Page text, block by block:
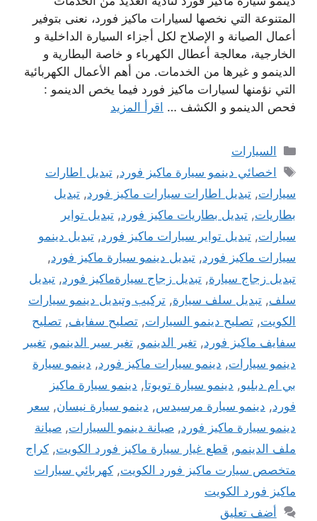
المتنوعة التي نخصها لسيارات ماكيز فورد، نعنى بتوفير
أعمال الصيانة و الإصلاح لكل أجزاء السيارة الداخلية و
الخارجية، معالجة أعطال الكهرباء و خاصة البطارية و
الدينمو و غيرها من الخدمات. من أهم الأعمال الكهربائية
التي نؤمنها لسيارات ماكيز فورد فيما يخص الدينمو :
فحص الدينمو و الكشف … اقرأ المزيد
التصنيفات
السيارات
الوسوم
اخصائي دينمو سيارة ماكيز فورد,تبديل اطارات
سيارات, تبديل اطارات سيارات ماكيز فورد, تبديل
بطاريات, تبديل بطاريات ماكيز فورد, تبديل تواير
سيارات, تبديل تواير سيارات ماكيز فورد, تبديل دينمو
سيارات ماكيز فورد, تبديل دينمو سيارة ماكيز فورد,
تبديل زجاج سيارة, تبديل زجاج سيارةماكيز فورد, تبديل
سلف, تبديل سلف سيارة, تركيب وتبديل دينمو سيارات
الكويت, تصليح دينمو السيارات, تصليح سفايف, تصليح
سفايف ماكيز فورد, تغير الدينمو, تغير سير الدينمو, تغيير
دينمو سيارات, دينمو سيارات ماكيز فورد, دينمو سيارة
بي ام دبليو, دينمو سيارة تويوتا, دينمو سيارة ماكيز
فورد, دينمو سيارة مرسيدس, دينمو سيارة نيسان, سعر
دينمو سيارة ماكيز فورد, صيانة دينمو السيارات, صيانة
ملف الدينمو, قطع غيار سيارة ماكيز فورد الكويت, كراج
متخصص سيارت ماكيز فورد الكويت, كهربائي سيارات
ماكيز فورد الكويت
أضف تعليق